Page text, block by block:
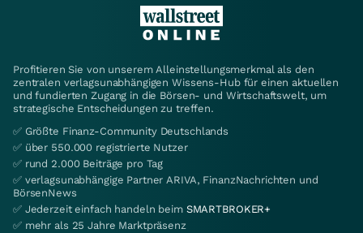
Profitieren Sie von unserem Alleinstellungsmerkmal als den
zentralen verlagsunabhängigen Wissens-Hub für einen aktuellen
und fundierten Zugang in die Börsen- und Wirtschaftswelt, um
strategische Entscheidungen zu treffen.
✅ Größte Finanz-Community Deutschlands
✅ über 550.000 registrierte Nutzer
✅ rund 2.000 Beiträge pro Tag
✅ verlagsunabhängige Partner ARIVA, FinanzNachrichten und
BörsenNews
✅ Jederzeit einfach handeln beim SMARTBROKER+
✅ mehr als 25 Jahre Marktpräsenz